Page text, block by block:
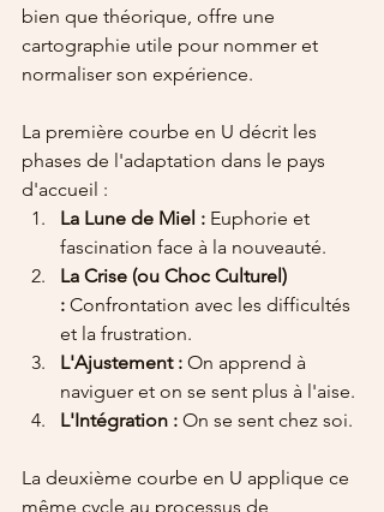
bien que théorique, offre une
cartographie utile pour nommer et
normaliser son expérience.
La première courbe en U décrit les
phases de l'adaptation dans le pays
d'accueil :
La Lune de Miel : Euphorie et
fascination face à la nouveauté.
La Crise (ou Choc Culturel)
: Confrontation avec les difficultés
et la frustration.
L'Ajustement : On apprend à
naviguer et on se sent plus à l'aise.
L'Intégration : On se sent chez soi.
La deuxième courbe en U applique ce
même cycle au processus de